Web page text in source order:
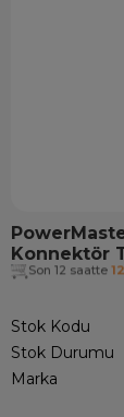
Konnektör
Son 12 saatte 12
Stok Kodu
Stok Durumu
Marka